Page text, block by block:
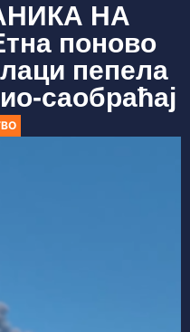
НА
поново
пепела
саобраћај